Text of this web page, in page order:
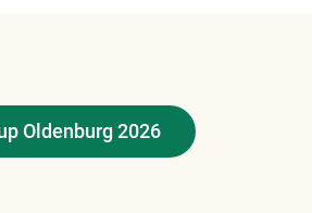
Oldenburg 2026